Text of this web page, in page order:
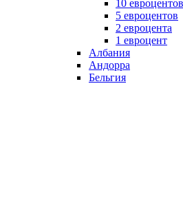
10 евроцентов
5 евроцентов
2 евроцента
1 евроцент
Албания
Андорра
Бельгия